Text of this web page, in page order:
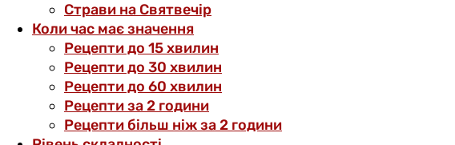
Страви на Святвечір
Коли час має значення
Рецепти до 15 хвилин
Рецепти до 30 хвилин
Рецепти до 60 хвилин
Рецепти за 2 години
Рецепти більш ніж за 2 години